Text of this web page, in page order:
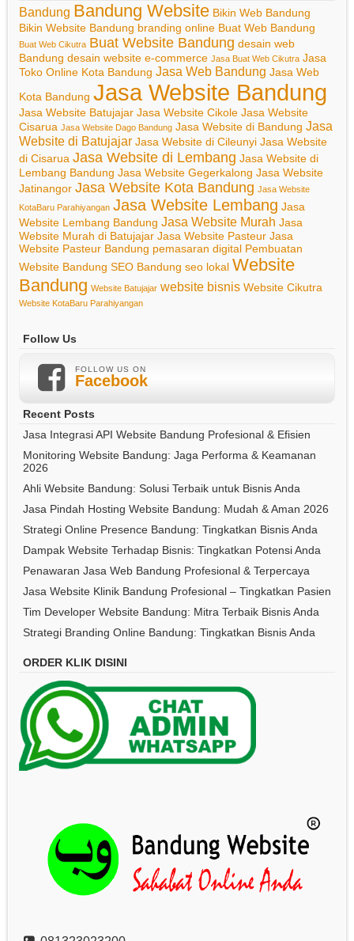
Bandung Bandung Website Bikin Web Bandung
Bikin Website Bandung branding online Buat Web Bandung
Buat Web Cikutra Buat Website Bandung desain web
Bandung desain website e-commerce Jasa Buat Web Cikutra Jasa
Toko Online Kota Bandung Jasa Web Bandung Jasa Web
Kota Bandung Jasa Website Bandung
Jasa Website Batujajar Jasa Website Cikole Jasa Website
Cisarua Jasa Website Dago Bandung Jasa Website di Bandung Jasa
Website di Batujajar Jasa Website di Cileunyi Jasa Website
di Cisarua Jasa Website di Lembang Jasa Website di
Lembang Bandung Jasa Website Gegerkalong Jasa Website
Jatinangor Jasa Website Kota Bandung Jasa Website
KotaBaru Parahiyangan Jasa Website Lembang Jasa
Website Lembang Bandung Jasa Website Murah Jasa
Website Murah di Batujajar Jasa Website Pasteur Jasa
Website Pasteur Bandung pemasaran digital Pembuatan
Website Bandung SEO Bandung seo lokal Website
Bandung Website Batujajar website bisnis Website Cikutra
Website KotaBaru Parahiyangan
Follow Us
FOLLOW US ON
Facebook
Recent Posts
Jasa Integrasi API Website Bandung Profesional & Efisien
Monitoring Website Bandung: Jaga Performa & Keamanan
2026
Ahli Website Bandung: Solusi Terbaik untuk Bisnis Anda
Jasa Pindah Hosting Website Bandung: Mudah & Aman 2026
Strategi Online Presence Bandung: Tingkatkan Bisnis Anda
Dampak Website Terhadap Bisnis: Tingkatkan Potensi Anda
Penawaran Jasa Web Bandung Profesional & Terpercaya
Jasa Website Klinik Bandung Profesional – Tingkatkan Pasien
Tim Developer Website Bandung: Mitra Terbaik Bisnis Anda
Strategi Branding Online Bandung: Tingkatkan Bisnis Anda
ORDER KLIK DISINI